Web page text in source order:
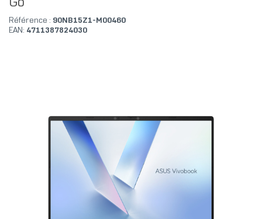
Go
Référence : 90NB15Z1-M00460
EAN: 4711387824030